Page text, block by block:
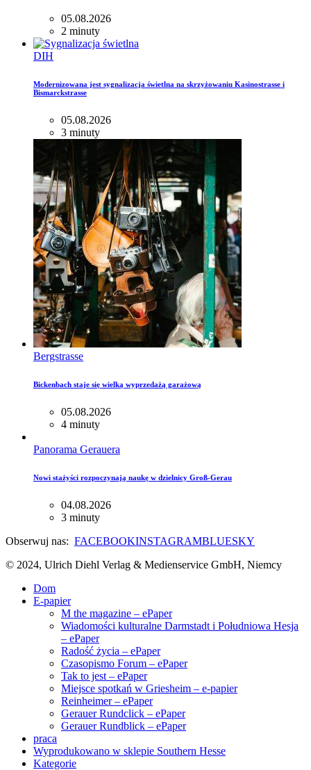
05.08.2026
2 minuty
DIH
Modernizowana jest sygnalizacja świetlna na skrzyżowaniu Kasinostrasse i
Bismarckstrasse
05.08.2026
3 minuty
Bergstrasse
Bickenbach staje się wielką wyprzedażą garażową
05.08.2026
4 minuty
Panorama Gerauera
Nowi stażyści rozpoczynają naukę w dzielnicy Groß-Gerau
04.08.2026
3 minuty
Obserwuj nas: FACEBOOKINSTAGRAMBLUESKY
© 2024, Ulrich Diehl Verlag & Medienservice GmbH, Niemcy
Dom
E-papier
M the magazine – ePaper
Wiadomości kulturalne Darmstadt i Południowa Hesja
– ePaper
Radość życia – ePaper
Czasopismo Forum – ePaper
Tak to jest – ePaper
Miejsce spotkań w Griesheim – e-papier
Reinheimer – ePaper
Gerauer Rundclick – ePaper
Gerauer Rundblick – ePaper
praca
Wyprodukowano w sklepie Southern Hesse
Kategorie